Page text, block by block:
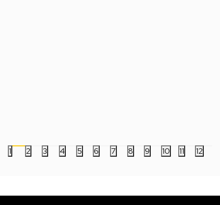
1 2 3 4 5 6 7 8 9 10 11 12